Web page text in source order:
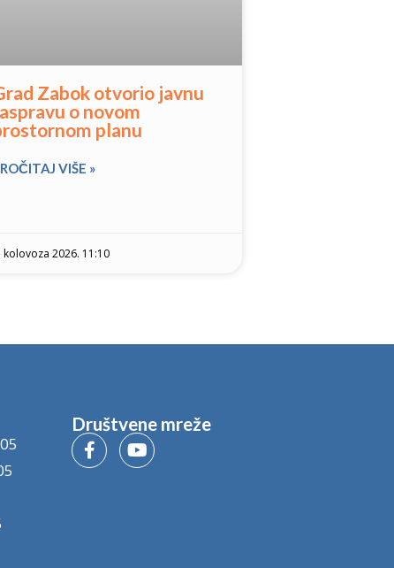
Zabok otvorio javnu
o novom
planu
VIŠE »
kolovoza 2026. 11:10
Društvene mreže